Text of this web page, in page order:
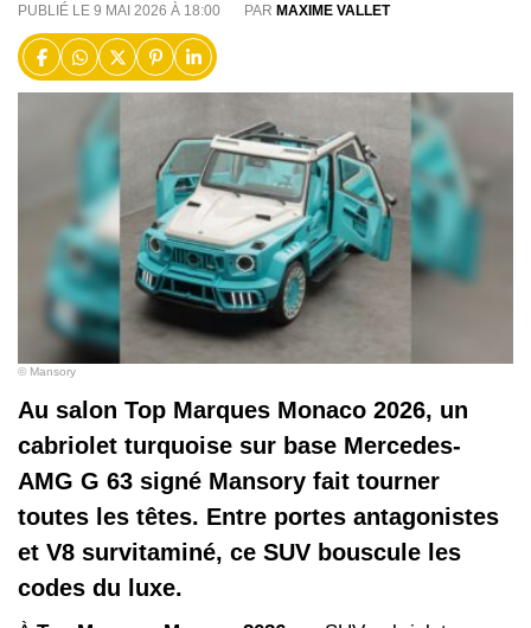
PUBLIÉ LE 9 MAI 2026 À 18:00 PAR MAXIME VALLET
© Mansory
Au salon Top Marques Monaco 2026, un
cabriolet turquoise sur base Mercedes-
AMG G 63 signé Mansory fait tourner
toutes les têtes. Entre portes antagonistes
et V8 survitaminé, ce SUV bouscule les
codes du luxe.